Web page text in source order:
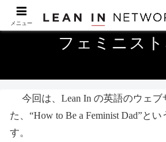
フェミニス
今回は、Lean In の英語のウェ
た、 “How to Be a Feminist Dad”と
す。
メニュー